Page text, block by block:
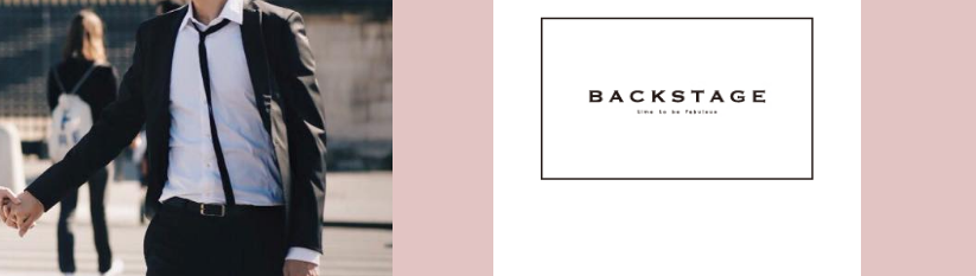
開
飛
機!!〉